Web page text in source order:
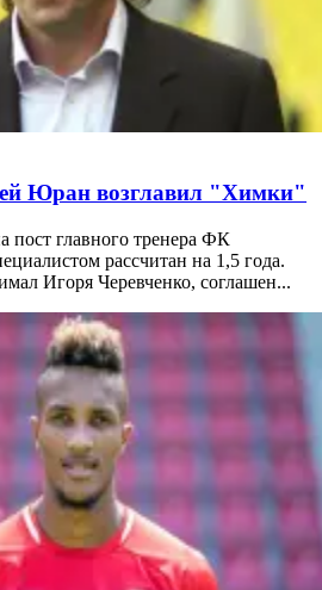
Юран возглавил "Химки"
пост главного тренера ФК
рассчитан на 1,5 года.
Игоря Черевченко, соглашен...